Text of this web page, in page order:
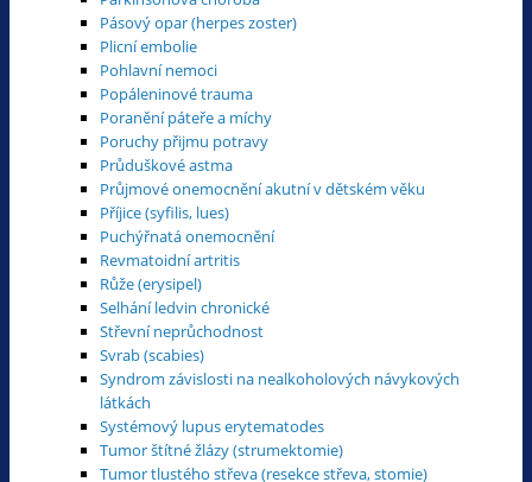
Pásový opar (herpes zoster)
Plicní embolie
Pohlavní nemoci
Popáleninové trauma
Poranění páteře a míchy
Poruchy přijmu potravy
Průduškové astma
Průjmové onemocnění akutní v dětském věku
Příjice (syfilis, lues)
Puchýřnatá onemocnění
Revmatoidní artritis
Růže (erysipel)
Selhání ledvin chronické
Střevní neprůchodnost
Svrab (scabies)
Syndrom závislosti na nealkoholových návykových
látkách
Systémový lupus erytematodes
Tumor štítné žlázy (strumektomie)
Tumor tlustého střeva (resekce střeva, stomie)